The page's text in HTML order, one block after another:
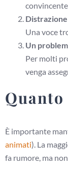
Una voce
Un
Per molti
venga
È importante
animati). La
fa rumore, ma